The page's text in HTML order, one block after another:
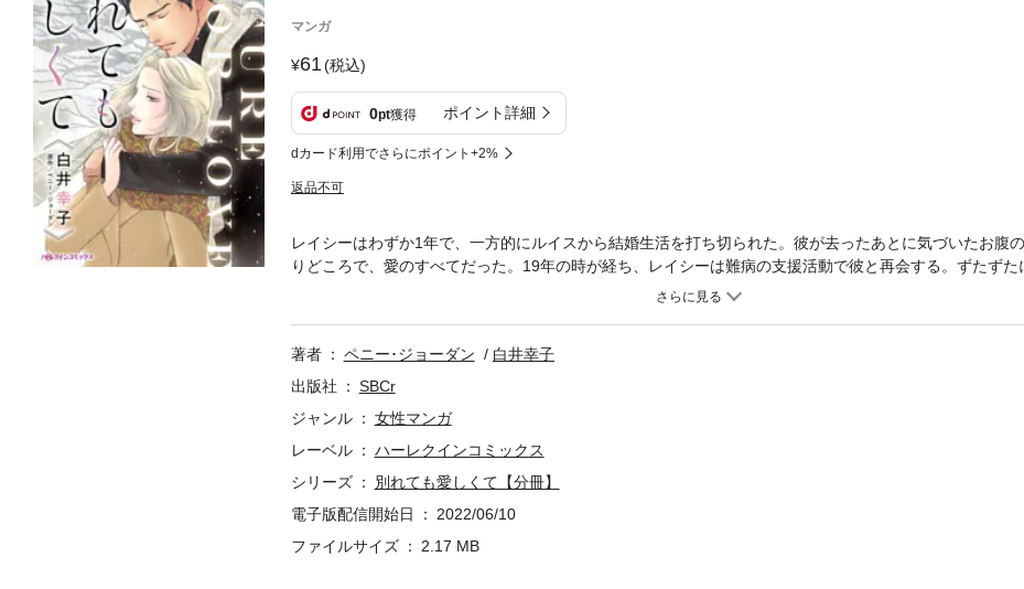
マンガ
61(税込)
0pt獲得 ポイント詳細
dカード利用でさらにポイント+2%
返品不可
レイシーはわずか1年で、一方的にルイスから結婚生活を打ち切られた。彼が去ったあとに気づいたお腹
りどころで、愛のすべてだった。19年の時が経ち、レイシーは難病の支援活動で彼と再会する。ずたずた
れたルイスの声…なのに聞くだけで、まるで時間が巻き戻ったかのように、彼の匂いも肌の感触も生々し
著者
ペニー･ジョーダン
白井幸子
出版社
SBCr
ジャンル
女性マンガ
レーベル
ハーレクインコミックス
シリーズ
別れても愛しくて【分冊】
電子版配信開始日
2022/06/10
ファイルサイズ
2.17 MB